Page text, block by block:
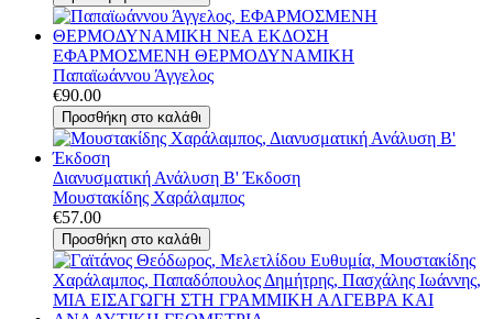
ΕΦΑΡΜΟΣΜΕΝΗ ΘΕΡΜΟΔΥΝΑΜΙΚΗ
Παπαϊωάννου Άγγελος
€90.00
Διανυσματική Ανάλυση Β' Έκδοση
Μουστακίδης Χαράλαμπος
€57.00